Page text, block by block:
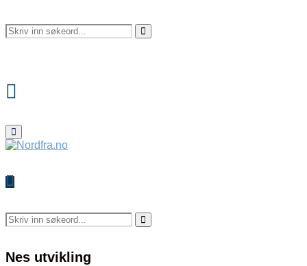
Search
Search
Primary
Menu
Search
for:
Search
Nes utvikling